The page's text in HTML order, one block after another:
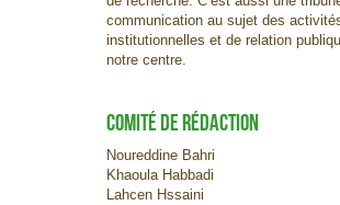
communication au sujet des
institutionnelles et de relation
notre centre.
COMITÉ DE RÉDACTION
Noureddine Bahri
Khaoula Habbadi
Lahcen Hssaini